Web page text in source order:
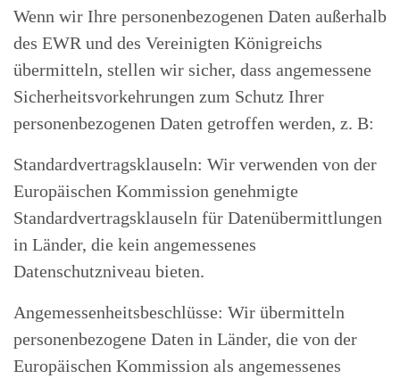
Wenn wir Ihre personenbezogenen Daten außerhalb
des EWR und des Vereinigten Königreichs
übermitteln, stellen wir sicher, dass angemessene
Sicherheitsvorkehrungen zum Schutz Ihrer
personenbezogenen Daten getroffen werden, z. B:
Standardvertragsklauseln: Wir verwenden von der
Europäischen Kommission genehmigte
Standardvertragsklauseln für Datenübermittlungen
in Länder, die kein angemessenes
Datenschutzniveau bieten.
Angemessenheitsbeschlüsse: Wir übermitteln
personenbezogene Daten in Länder, die von der
Europäischen Kommission als angemessenes